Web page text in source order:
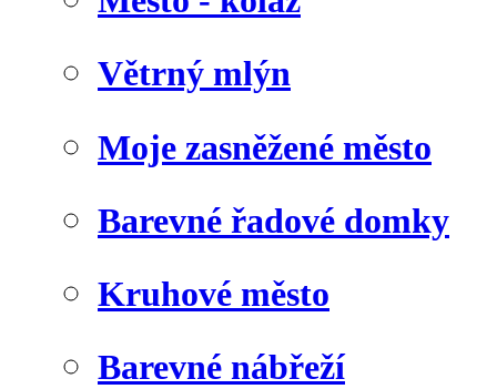
Větrný mlýn
Moje zasněžené město
Barevné řadové domky
Kruhové město
Barevné nábřeží